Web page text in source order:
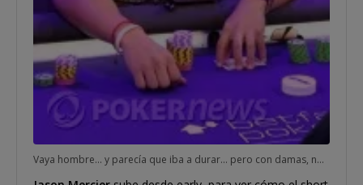
Vaya hombre... y parecía que iba a durar... pero con damas, no hay vuelta que darle... GG, Eric!!!